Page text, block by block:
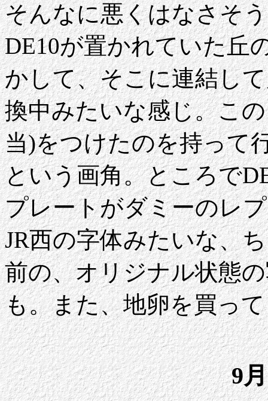
そんなに悪くはなさそ
DE10が置かれていた丘
かして、そこに連結し
換中みたいな感じ。こ
当)をつけたのを持って
という画角。ところで
プレートがダミーのレ
JR西の字体みたいな、
前の、オリジナル状態
も。また、地卵を買っ
9